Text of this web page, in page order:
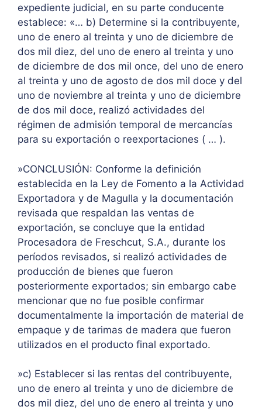
expediente judicial, en su parte conducente
establece: «… b) Determine si la contribuyente,
uno de enero al treinta y uno de diciembre de
dos mil diez, del uno de enero al treinta y uno
de diciembre de dos mil once, del uno de enero
al treinta y uno de agosto de dos mil doce y del
uno de noviembre al treinta y uno de diciembre
de dos mil doce, realizó actividades del
régimen de admisión temporal de mercancías
para su exportación o reexportaciones ( … ).
»CONCLUSIÓN: Conforme la definición
establecida en la Ley de Fomento a la Actividad
Exportadora y de Magulla y la documentación
revisada que respaldan las ventas de
exportación, se concluye que la entidad
Procesadora de Freschcut, S.A., durante los
períodos revisados, si realizó actividades de
producción de bienes que fueron
posteriormente exportados; sin embargo cabe
mencionar que no fue posible confirmar
documentalmente la importación de material de
empaque y de tarimas de madera que fueron
utilizados en el producto final exportado.
»c) Establecer si las rentas del contribuyente,
uno de enero al treinta y uno de diciembre de
dos mil diez, del uno de enero al treinta y uno